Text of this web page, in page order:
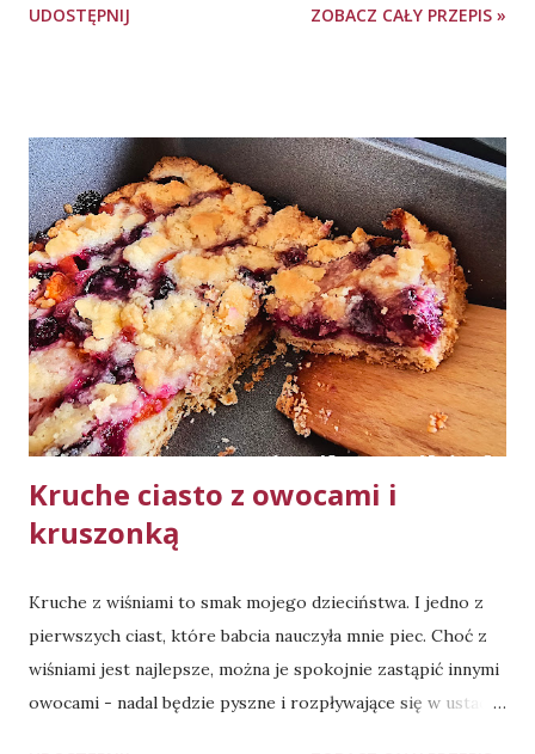
"otłuszczona" (niż np. karkówka) i bez tego dodatku na
naczynie żaroodporne 5l, z pokrywą, góra-dół, 2h - 1h 40
min. w 160 stopniach Celsjusza, 20 min. w 200 stopniach
Celsjusza. Składniki: ok. 1,2 kg szynki wieprzowej 3 łyżki
oliwy 2 łyżki sosu sojowego 2 łyżki octu jabłkowego 2
łyżeczki papryki słodkiej mielonej (można użyć 1 łyżeczki
papryki wędzonej, zamiast 1 łyżeczki papryki słodkiej) 1
łyżeczka suszonej cebuli 1 łyżeczka suszonego czosnku 0,5
łyżeczki pieprzu czarnego 0,33 łyżeczki pieprzu białego
0,33 łyżeczki imbiru 2 średnie cebule ok. 200ml ...
UDOSTĘPNIJ ZOBACZ CAŁY PRZEPIS »
Kruche ciasto z owocami i
kruszonką
Kruche z wiśniami to smak mojego dzieciństwa. I jedno z
pierwszych ciast, które babcia nauczyła mnie piec. Choć z
wiśniami jest najlepsze, można je spokojnie zastąpić innymi
owocami - nadal będzie pyszne i rozpływające się w ustach.